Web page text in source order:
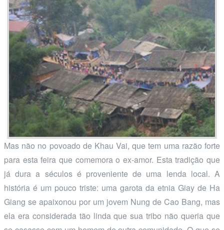
Mas não no povoado de Khau Vai, que tem uma razão forte
para esta feira que comemora o ex-amor. Esta tradição que
já dura a séculos é proveniente de uma lenda local. A
história é um pouco triste: uma garota da etnia Giay de Ha
Giang se apaixonou por um jovem Nung de Cao Bang, mas
ela era considerada tão linda que sua tribo não queria que